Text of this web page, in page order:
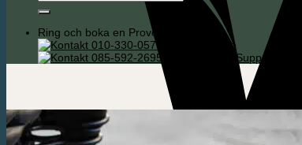
efter:
Ring och boka en Provcykling
010-330-0575 Södra Sverige
085-592-2695 Köpenhamn / Support